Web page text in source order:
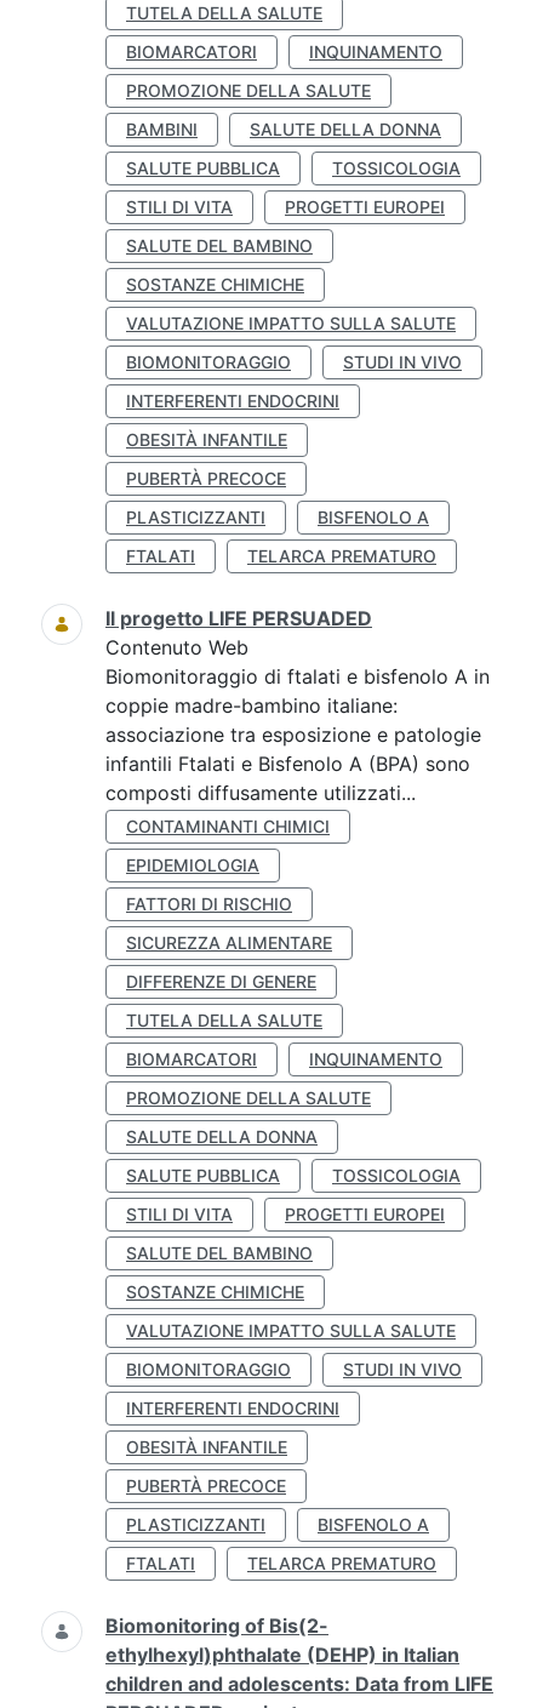
TUTELA DELLA SALUTE
BIOMARCATORI
INQUINAMENTO
PROMOZIONE DELLA SALUTE
BAMBINI
SALUTE DELLA DONNA
SALUTE PUBBLICA
TOSSICOLOGIA
STILI DI VITA
PROGETTI EUROPEI
SALUTE DEL BAMBINO
SOSTANZE CHIMICHE
VALUTAZIONE IMPATTO SULLA SALUTE
BIOMONITORAGGIO
STUDI IN VIVO
INTERFERENTI ENDOCRINI
OBESITÀ INFANTILE
PUBERTÀ PRECOCE
PLASTICIZZANTI
BISFENOLO A
FTALATI
TELARCA PREMATURO
Il progetto LIFE PERSUADED
Contenuto Web
Biomonitoraggio di ftalati e bisfenolo A in
coppie madre-bambino italiane:
associazione tra esposizione e patologie
infantili Ftalati e Bisfenolo A (BPA) sono
composti diffusamente utilizzati...
CONTAMINANTI CHIMICI
EPIDEMIOLOGIA
FATTORI DI RISCHIO
SICUREZZA ALIMENTARE
DIFFERENZE DI GENERE
TUTELA DELLA SALUTE
BIOMARCATORI
INQUINAMENTO
PROMOZIONE DELLA SALUTE
SALUTE DELLA DONNA
SALUTE PUBBLICA
TOSSICOLOGIA
STILI DI VITA
PROGETTI EUROPEI
SALUTE DEL BAMBINO
SOSTANZE CHIMICHE
VALUTAZIONE IMPATTO SULLA SALUTE
BIOMONITORAGGIO
STUDI IN VIVO
INTERFERENTI ENDOCRINI
OBESITÀ INFANTILE
PUBERTÀ PRECOCE
PLASTICIZZANTI
BISFENOLO A
FTALATI
TELARCA PREMATURO
Biomonitoring of Bis(2-
ethylhexyl)phthalate (DEHP) in Italian
children and adolescents: Data from LIFE